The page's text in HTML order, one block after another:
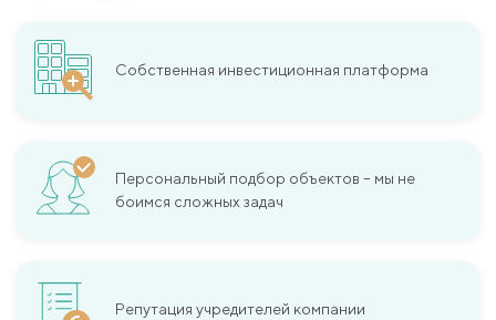
Собственная инвестиционная платформа
Персональный подбор объектов – мы не
боимся сложных задач
Репутация учредителей компании